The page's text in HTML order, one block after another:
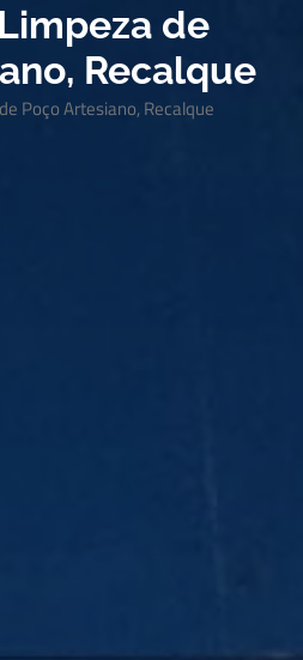
de
Recalque
Poço Artesiano, Recalque